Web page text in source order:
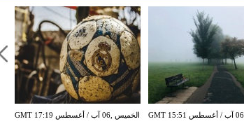
الخميس ,06 آب / أغسطس GMT 17:19
الخميس ,06 آب / أغسطس GMT 15:51